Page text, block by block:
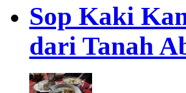
Sop Kaki
dari Tanah